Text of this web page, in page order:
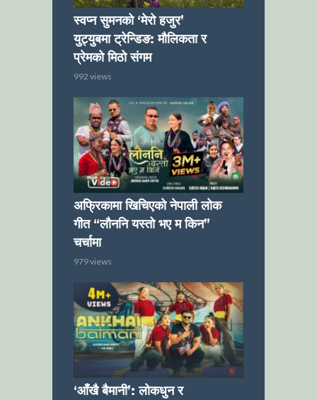
स्वप्न सुमनको ‘मेरो हजुर’
युट्युबमा ट्रेन्डिङ: मौलिकता र
प्रेमको मिठो संगम
992 views
अफ्रिकामा खिचिएको नेपाली लोक
गीत “लौननि यस्तो भए म किन”
चर्चामा
979 views
‘आँखै बैमानी’: लोकधुन र